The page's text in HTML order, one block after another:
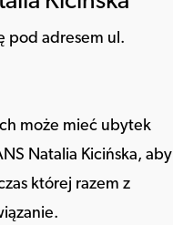
pod adresem ul.
może mieć ubytek
Natalia Kicińska, aby
której razem z